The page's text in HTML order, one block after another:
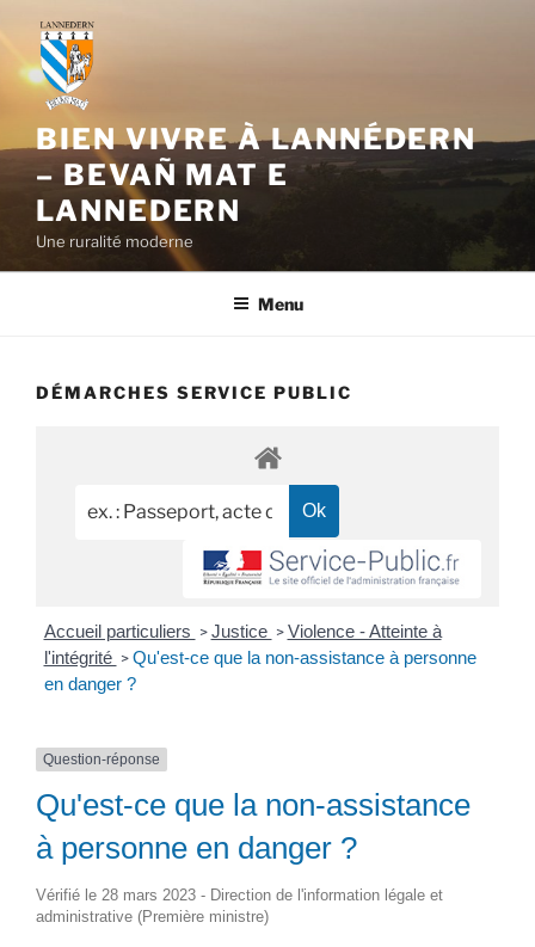
contenu
principal
BIEN VIVRE À LANNÉDERN
– BEVAÑ MAT E
LANNEDERN
Une ruralité moderne
Menu
DÉMARCHES SERVICE PUBLIC
Accueil particuliers > Justice > Violence - Atteinte à
l'intégrité > Qu'est-ce que la non-assistance à personne
en danger ?
Question-réponse
Qu'est-ce que la non-assistance
à personne en danger ?
Vérifié le 28 mars 2023 - Direction de l'information légale et
administrative (Première ministre)